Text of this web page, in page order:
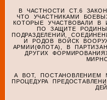
В ЧАСТНОСТИ СТ.6
ЧТО УЧАСТНИКАМИ
КОТОРЫЕ УЧАСТВОВАЛИ В
ПО ЗАЩИТЕ
ПОДРАЗДЕЛЕНИЙ,
И РОДОВ ВОЙСК
АРМИИ(ФЛОТА), В
ДРУГИХ
А ВОТ, ПОСТАНОВЛЕНИЕМ
ПРОЦЕДУРА